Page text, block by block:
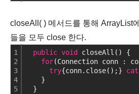
closeAll( ) 메서드를 통해 ArrayList
들을 모두 close 한다.
1
2
3
4
5
public void
closeAll() {
for(Connection conn :
try{conn.close();}
}
}